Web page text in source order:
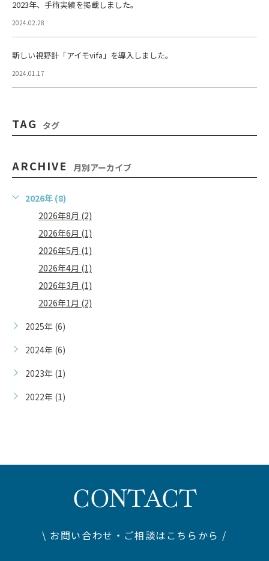
2023年、手術実績を掲載しました。
2024.02.28
新しい視野計「アイモvifa」を導入しました。
2024.01.17
TAG タグ
ARCHIVE 月別アーカイブ
2026年 (8)
2026年8月 (2)
2026年6月 (1)
2026年5月 (1)
2026年4月 (1)
2026年3月 (1)
2026年1月 (2)
2025年 (6)
2024年 (6)
2023年 (1)
2022年 (1)
CONTACT
\ お問い合わせ・ご相談はこちらから /